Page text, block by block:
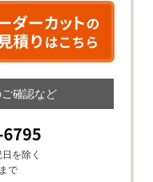
確認など
を除く
で